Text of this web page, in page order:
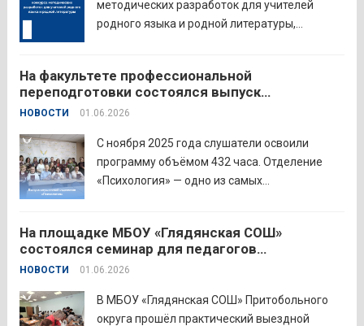
методических разработок для учителей
родного языка и родной литературы,
инновационными подходами в
преподавании родного языка и родной
литературы. Цели конкурса: — выявление и
распространение передового
педагогического...
Читать дальше
На факультете профессиональной
переподготовки состоялся выпуск
слушателей отделения «Психология»
НОВОСТИ 01.06.2026
С ноября 2025 года слушатели освоили
программу объёмом 432 часа. Отделение
«Психология» — одно из самых
квалифицированных педагогов-психологов в
общеобразовательных организациях. Все
выпускники успешно прошли итоговую
аттестацию в форме экзамена и получили
Читать дальше
На площадке МБОУ «Глядянская СОШ»
состоялся семинар для педагогов
Центрального образовательного округа
НОВОСТИ 01.06.2026
В МБОУ «Глядянская СОШ» Притобольного
округа прошёл практический выездной